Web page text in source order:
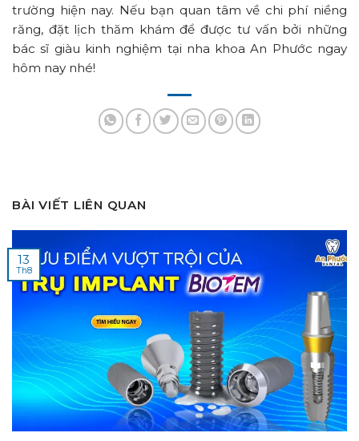
trường hiện nay. Nếu bạn quan tâm về chi phí niềng
răng, đặt lịch thăm khám để được tư vấn bởi những
bác sĩ giàu kinh nghiệm tại nha khoa An Phước ngay
hôm nay nhé!
BÀI VIẾT LIÊN QUAN
13
Th8